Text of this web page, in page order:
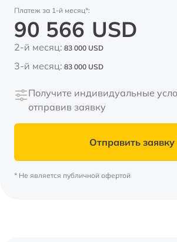
Платеж за 1-й месяц*:
90 566 USD
2-й месяц: 83 000 USD
3-й месяц: 83 000 USD
Получите индивидуальные
отправив заявку
Отправить заявку
* Не является публичной офертой